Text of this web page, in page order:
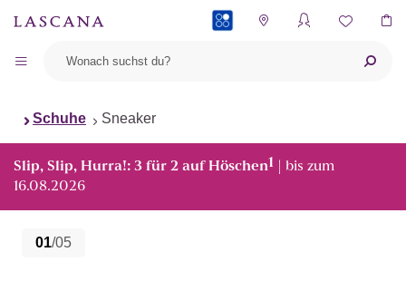
Schuhe Sneaker
Slip, Slip, Hurra!: 3 für 2 auf Höschen1 | bis zum
16.08.2026
01/05